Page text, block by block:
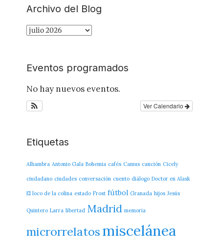
Archivo del Blog
Archivo
Eventos programados
No hay nuevos eventos.
Ver Calendario
Etiquetas
Alhambra Antonio Gala Bohemia cafés Camus canción Cicely
ciudadano ciudades conversación cuento diálogo Doctor en Alask
El loco de la colina estado Frost fútbol Granada hijos Jesús
Quintero Larra libertad Madrid memoria
microrrelatos miscelánea